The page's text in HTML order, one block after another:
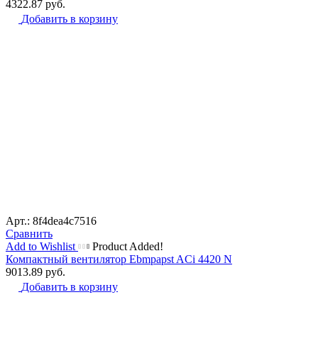
4322.87 руб.
Добавить в корзину
Арт.: 8f4dea4c7516
Сравнить
Add to Wishlist
Product Added!
Компактный вентилятор Ebmpapst ACi 4420 N
9013.89 руб.
Добавить в корзину